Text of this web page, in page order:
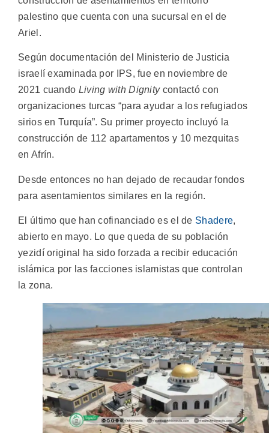
palestino que cuenta con una sucursal en el de
Ariel.
Según documentación del Ministerio de Justicia
israelí examinada por IPS, fue en noviembre de
2021 cuando Living with Dignitycontactó con
organizaciones turcas “para ayudar a los refugiados
sirios en Turquía”. Su primer proyecto incluyó la
construcción de 112 apartamentos y 10 mezquitas
en Afrín.
Desde entonces no han dejado de recaudar fondos
para asentamientos similares en la región.
El último que han cofinanciado es el de Shadere,
abierto en mayo. Lo que queda de su población
yezidí original ha sido forzada a recibir educación
islámica por las facciones islamistas que controlan
la zona.